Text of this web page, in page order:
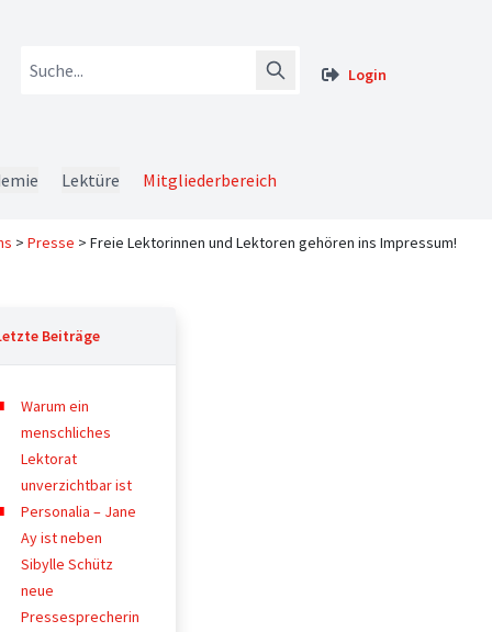
Login
Lektüre Mitgliederbereich
> Presse > Freie Lektorinnen und Lektoren gehören ins Impressum!
Beiträge
Warum ein
menschliches
Lektorat
unverzichtbar ist
Personalia – Jane
Ay ist neben
Sibylle Schütz
neue
Pressesprecherin